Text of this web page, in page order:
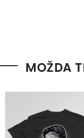
MOŽDA